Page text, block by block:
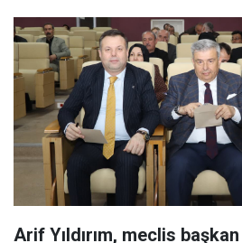
Arif Yıldırım, meclis